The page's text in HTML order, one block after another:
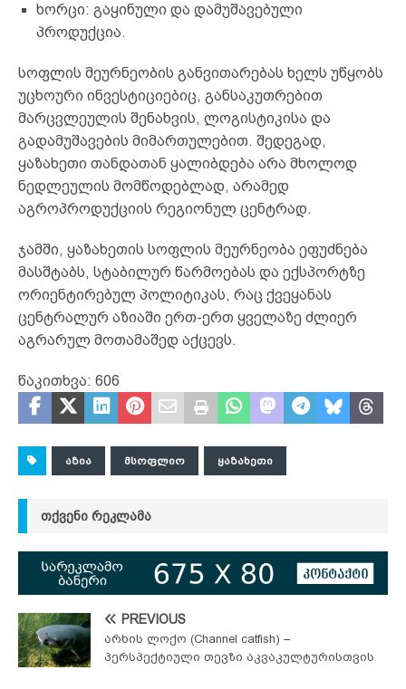
ხორცი: გაყინული და დამუშავებული
პროდუქცია.
სოფლის მეურნეობის განვითარებას ხელს უწყობს
უცხოური ინვესტიციებიც, განსაკუთრებით
მარცვლეულის შენახვის, ლოგისტიკისა და
გადამუშავების მიმართულებით. შედეგად,
ყაზახეთი თანდათან ყალიბდება არა მხოლოდ
ნედლეულის მომწოდებლად, არამედ
აგროპროდუქციის რეგიონულ ცენტრად.
ჯამში, ყაზახეთის სოფლის მეურნეობა ეფუძნება
მასშტაბს, სტაბილურ წარმოებას და ექსპორტზე
ორიენტირებულ პოლიტიკას, რაც ქვეყანას
ცენტრალურ აზიაში ერთ-ერთ ყველაზე ძლიერ
აგრარულ მოთამაშედ აქცევს.
წაკითხვა: 606
ᲐᲖᲘᲐ ᲛᲡᲝᲤᲚᲘᲝ ᲧᲐᲖᲐᲮᲔᲗᲘ
ᲗᲥᲕᲔᲜᲘ ᲠᲔᲙᲚᲐᲛᲐ
PREVIOUS
არხის ლოქო (Channel catfish) –
პერსპექტიული თევზი აკვაკულტურისთვის